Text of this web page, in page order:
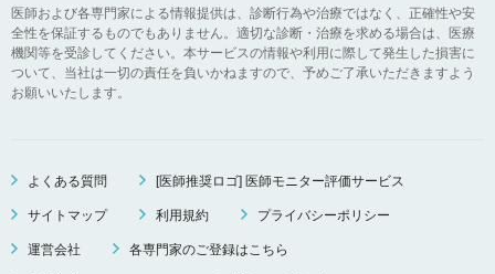
医師および各専門家による情報提供は、診断行為や治療ではなく、正確性や安
全性を保証するものでもありません。適切な診断・治療を求める場合は、医療
機関等を受診してください。本サービスの情報や利用に際して発生した損害に
ついて、当社は一切の責任を負いかねますので、予めご了承いただきますよう
お願いいたします。
よくある質問 [医師推奨ロゴ] 医師モニター評価サービス
サイトマップ 利用規約 プライバシーポリシー
運営会社 各専門家のご登録はこちら